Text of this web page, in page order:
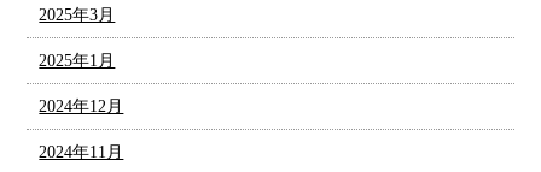
2025年3月
2025年1月
2024年12月
2024年11月